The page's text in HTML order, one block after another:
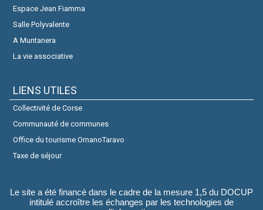
Espace Jean Fiamma
Salle Polyvalente
A Muntanera
La vie associative
LIENS UTILES
Collectivité de Corse
Communauté de communes
Office du tourisme OrnanoTaravo
Taxe de séjour
Le site a été financé dans le cadre de la mesure 1,5 du DOCUP
intitulé accroître les échanges par les technologies de